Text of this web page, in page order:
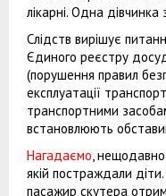
лікарні. Одна
Слідств вирішує
Єдиного реєстру
(порушення правил
експлуатації
транспортними
встановлюють
Нагадаємо ,
якій постраждали
пасажир скутера